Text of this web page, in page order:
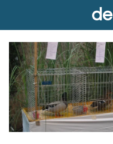
hoofdinhoud